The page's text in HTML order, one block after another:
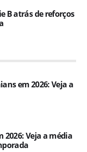
B atrás de reforços
em 2026: Veja a
2026: Veja a média